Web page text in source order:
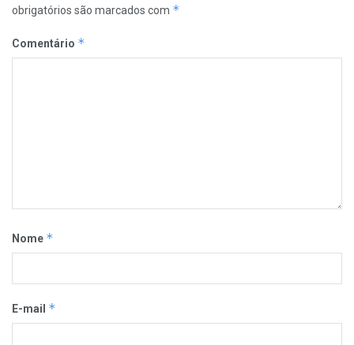
obrigatórios são marcados com *
Comentário *
Nome *
E-mail *